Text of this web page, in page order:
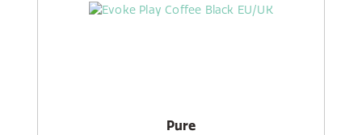
Pure